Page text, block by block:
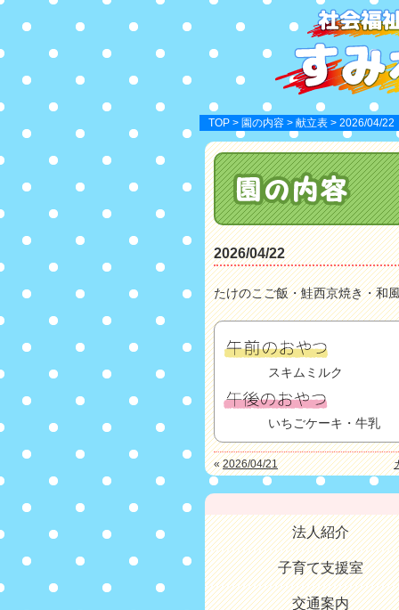
TOP > 園の内容 > 献立表 > 2026/04/22
2026/04/22
たけのこご飯・鮭西京焼き・和
スキムミルク
いちごケーキ・牛乳
«2026/04/21
法人紹介
子育て支援室
交通案内